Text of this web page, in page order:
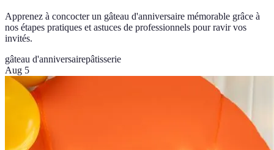
Apprenez à concocter un gâteau d'anniversaire mémorable grâce à
nos étapes pratiques et astuces de professionnels pour ravir vos
invités.
gâteau d'anniversairepâtisserie
Aug 5